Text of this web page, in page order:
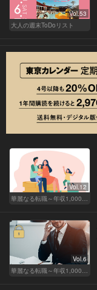
Vol.53
大人の週末ToDoリスト
Vol.12
華麗なる転職～年収1,000万超の道～
Vol.6
華麗なる転職～年収1,000万超の道～